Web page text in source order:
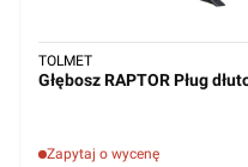
Zapytaj o wycenę
TOLMET